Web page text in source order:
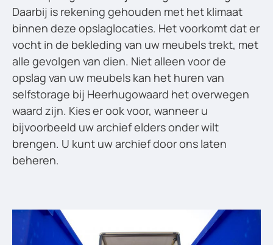
Daarbij is rekening gehouden met het klimaat
binnen deze opslaglocaties. Het voorkomt dat er
vocht in de bekleding van uw meubels trekt, met
alle gevolgen van dien. Niet alleen voor de
opslag van uw meubels kan het huren van
selfstorage bij Heerhugowaard het overwegen
waard zijn. Kies er ook voor, wanneer u
bijvoorbeeld uw archief elders onder wilt
brengen. U kunt uw archief door ons laten
beheren.